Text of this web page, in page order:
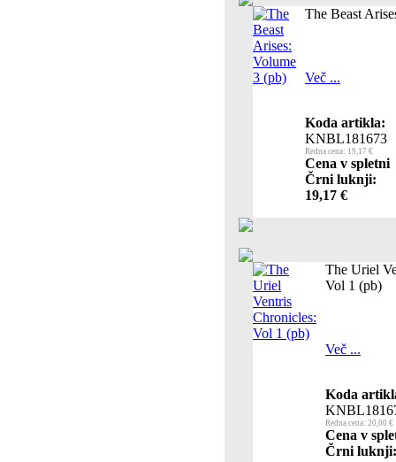
The Beast
Več ...
Koda artikla:
KNBL181673
Redna cena: 19,17 €
Cena v spletni
Črni luknji:
19,17 €
The Uriel
Vol 1 (pb)
Več ...
Koda
Redna cena: 20,00 €
Cena v
Črni luknji: